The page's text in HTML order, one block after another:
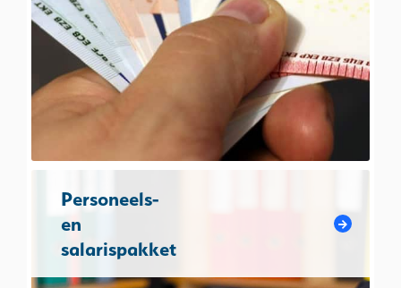
Personeels-
en
salarispakket